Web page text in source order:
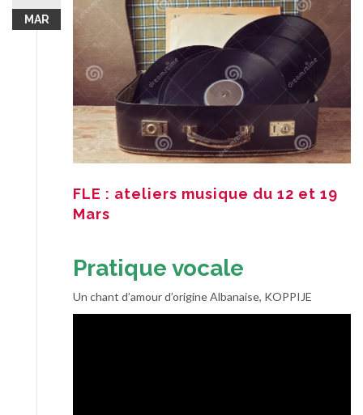
MAR
FLE : ateliers musique du 12 et 19
Mars
Pratique vocale
Un chant d’amour d’origine Albanaise, KOPPIJE